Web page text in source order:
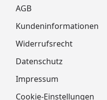
AGB
Kundeninformationen
Widerrufsrecht
Datenschutz
Impressum
Cookie-Einstellungen